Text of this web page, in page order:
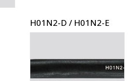
H01N2-D / H01N2-E